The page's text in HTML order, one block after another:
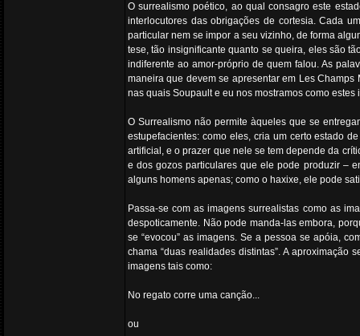
O surrealismo poético, ao qual consagro este
interlocutores das obrigações de cortesia. Cada
particular nem se impor a seu vizinho, de forma
tese, tão insignificante quanto se queira, eles são
indiferente ao amor-próprio de quem falou. As
maneira que devem se apresentar em Les
nas quais Soupault e eu nos mostramos como estes
O Surrealismo não permite àqueles que se
estupefacientes: como eles, cria um certo estado
artificial, e o prazer que nele se tem depende da
e dos gozos particulares que ele pode produzir –
alguns homens apenas; como o haxixe, ele pode
Passa-se com as imagens surrealistas como as
despoticamente. Não pode manda-las embora,
se “evocou” as imagens. Se a pessoa se apóia,
chama “duas realidades distintas”. A
imagens tais como:
No regato corre uma canção...
ou